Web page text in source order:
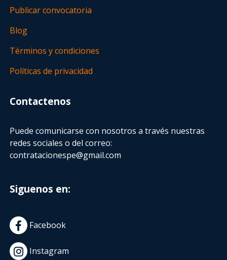
Publicar convocatoria
Blog
Términos y condiciones
Políticas de privacidad
Contactenos
Puede comunicarse con nosotros a través nuestras
redes sociales o del correo:
contratacionespe@gmail.com
Siguenos en:
Facebook
Instagram